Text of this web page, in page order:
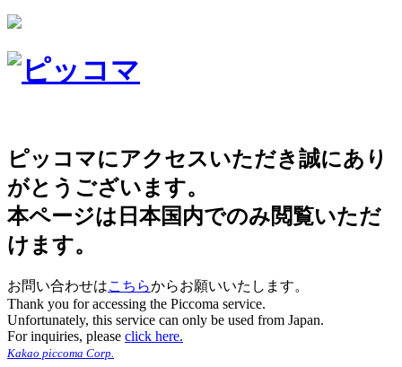
ピッコマにアクセスいただき誠にあり
がとうございます。
本ページは日本国内でのみ閲覧いただ
けます。
お問い合わせはこちらからお願いいたします。
Thank you for accessing the Piccoma service.
Unfortunately, this service can only be used from Japan.
For inquiries, please click here.
Kakao piccoma Corp.